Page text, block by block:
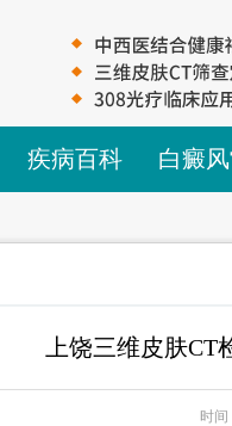
疾病百科 白癜
上饶三维皮肤CT
时